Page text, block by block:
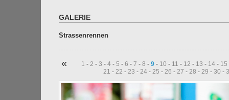
GALERIE
Strassenrennen
« 1 - 2 - 3 - 4- 5 - 6 - 7 - 8 - 9- 10 - 11 - 12 - 13 - 14- 15
21 - 22 - 23 - 24 - 25 - 26 - 27 - 28 - 29 - 30 -